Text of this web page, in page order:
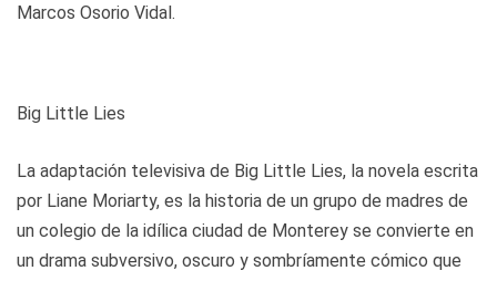
Marcos Osorio Vidal.
Big Little Lies
La adaptación televisiva de Big Little Lies, la novela escrita
por Liane Moriarty, es la historia de un grupo de madres de
un colegio de la idílica ciudad de Monterey se convierte en
un drama subversivo, oscuro y sombríamente cómico que